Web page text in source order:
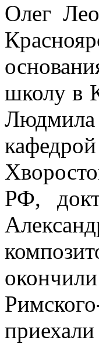
Олег
школу в
РФ,